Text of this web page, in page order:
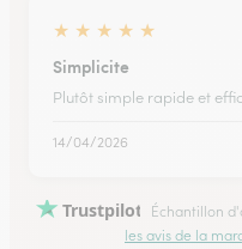
★ ★ ★ ★ ★
Simplicite
Plutôt simple rapide et
14/04/2026
Trustpilot Échantillon
les avis de la